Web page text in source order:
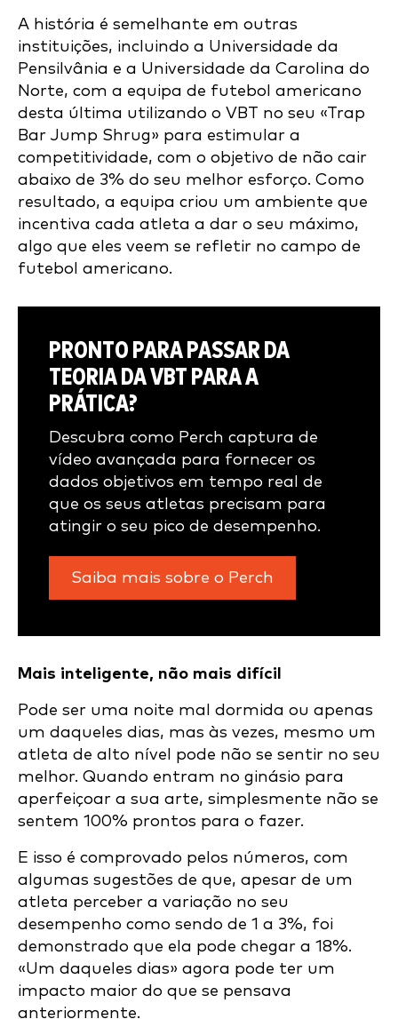
A história é semelhante em outras
instituições, incluindo a Universidade da
Pensilvânia e a Universidade da Carolina do
Norte, com a equipa de futebol americano
desta última utilizando o VBT no seu «Trap
Bar Jump Shrug» para estimular a
competitividade, com o objetivo de não cair
abaixo de 3% do seu melhor esforço. Como
resultado, a equipa criou um ambiente que
incentiva cada atleta a dar o seu máximo,
algo que eles veem se refletir no campo de
futebol americano.
PRONTO PARA PASSAR DA
TEORIA DA VBT PARA A
PRÁTICA?
Descubra como Perch captura de
vídeo avançada para fornecer os
dados objetivos em tempo real de
que os seus atletas precisam para
atingir o seu pico de desempenho.
Saiba mais sobre o Perch
Mais inteligente, não mais difícil
Pode ser uma noite mal dormida ou apenas
um daqueles dias, mas às vezes, mesmo um
atleta de alto nível pode não se sentir no seu
melhor. Quando entram no ginásio para
aperfeiçoar a sua arte, simplesmente não se
sentem 100% prontos para o fazer.
E isso é comprovado pelos números, com
algumas sugestões de que, apesar de um
atleta perceber a variação no seu
desempenho como sendo de 1 a 3%, foi
demonstrado que ela pode chegar a 18%.
«Um daqueles dias» agora pode ter um
impacto maior do que se pensava
anteriormente.